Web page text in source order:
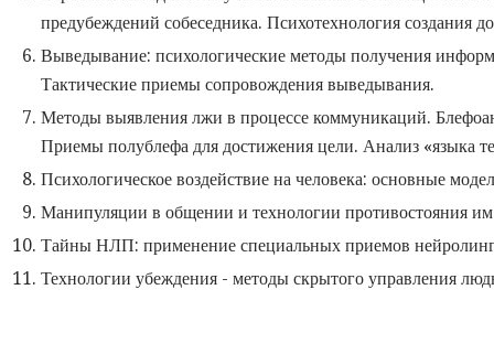
предубеждений собеседника. Психотехнология создания
Выведывание: психологические методы получения
Тактические приемы сопровождения выведывания.
Методы выявления лжи в процессе коммуникаций.
Приемы полублефа для достижения цели. Анализ «языка
Психологическое воздействие на человека: основные
Манипуляции в общении и технологии противостояния
Тайны НЛП: применение специальных приемов
Технологии убеждения - методы скрытого управления